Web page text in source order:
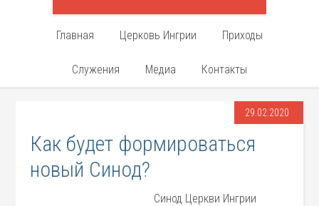
Главная Церковь Ингрии Приходы
Служения Медиа Контакты
29.02.2020
Как будет формироваться
новый Синод?
Синод Церкви Ингрии